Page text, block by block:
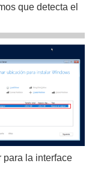
que detecta el
para la interface